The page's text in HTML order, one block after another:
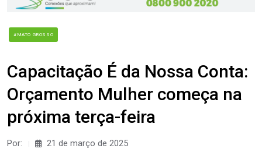
#MATO GROSSO
Capacitação É da Nossa Conta:
Orçamento Mulher começa na
próxima terça-feira
Por: 21 de março de 2025